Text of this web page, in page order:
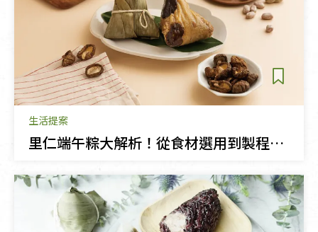
生活提案
里仁端午粽大解析！從食材選用到製程把關的安心美味